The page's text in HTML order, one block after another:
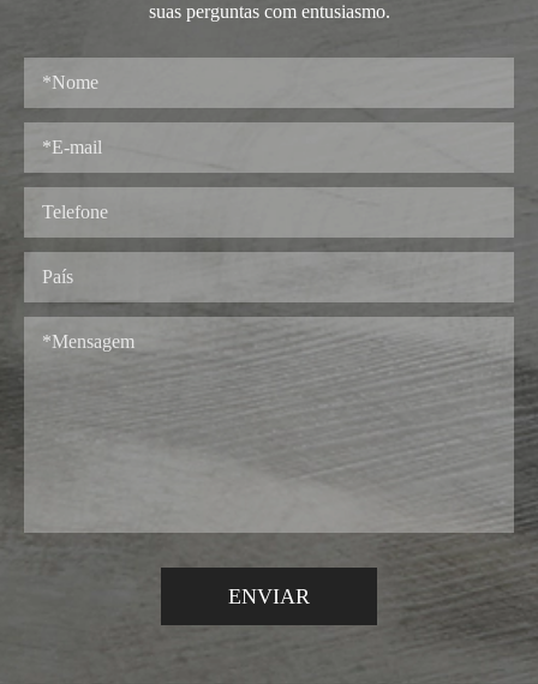
suas perguntas com entusiasmo.